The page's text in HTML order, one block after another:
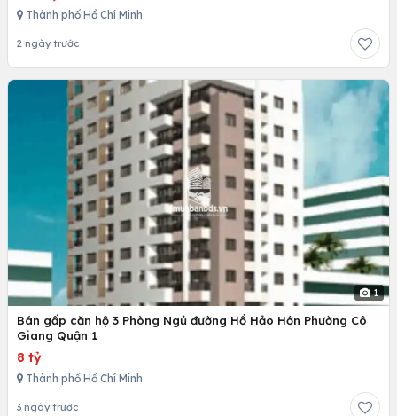
Thành phố Hồ Chí Minh
2 ngày trước
1
Bán gấp căn hộ 3 Phòng Ngủ đường Hồ Hảo Hớn Phường Cô
Giang Quận 1
8 tỷ
Thành phố Hồ Chí Minh
3 ngày trước